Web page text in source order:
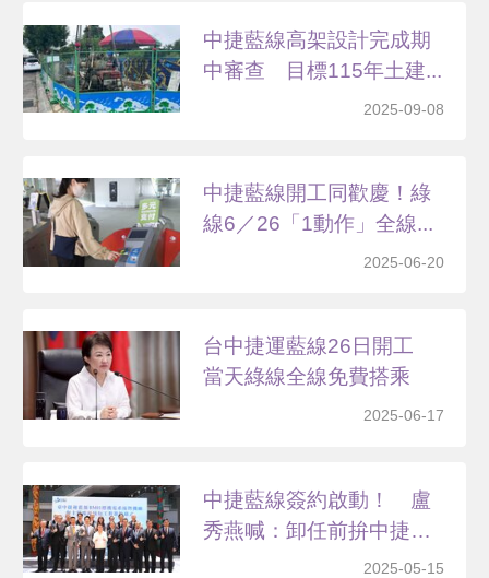
中捷藍線高架設計完成期
中審查 目標115年土建...
2025-09-08
中捷藍線開工同歡慶！綠
線6／26「1動作」全線...
2025-06-20
台中捷運藍線26日開工
當天綠線全線免費搭乘
2025-06-17
中捷藍線簽約啟動！ 盧
秀燕喊：卸任前拚中捷七
2025-05-15